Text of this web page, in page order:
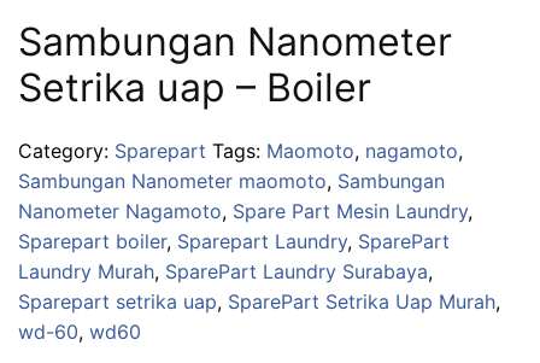
Sambungan Nanometer
Setrika uap – Boiler
Category: Sparepart Tags: Maomoto, nagamoto,
Sambungan Nanometer maomoto, Sambungan
Nanometer Nagamoto, Spare Part Mesin Laundry,
Sparepart boiler, Sparepart Laundry, SparePart
Laundry Murah, SparePart Laundry Surabaya,
Sparepart setrika uap, SparePart Setrika Uap Murah,
wd-60, wd60